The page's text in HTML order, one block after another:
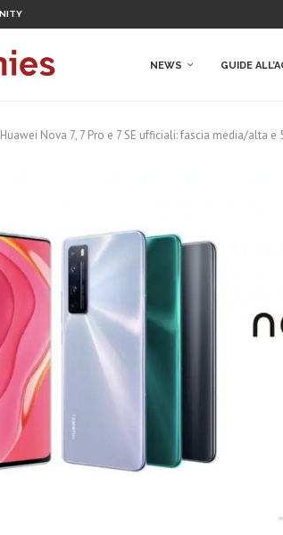
NEWS GUIDE
Huawei Nova 7, 7 Pro e 7 SE ufficiali: fascia media/alta e